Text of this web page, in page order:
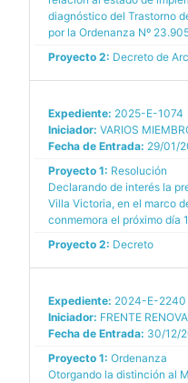
diagnóstico del Trastorno
por la Ordenanza Nº
Proyecto 2: Decreto de
Expediente: 2025-E-1074
Iniciador: VARIOS
Fecha de Entrada: 29/01/
Proyecto 1: Resolución
Declarando de interés la
Villa Victoria, en el marco
conmemora el próximo día
Proyecto 2: Decreto
Expediente: 2024-E-2240
Iniciador: FRENTE
Fecha de Entrada: 30/12/
Proyecto 1: Ordenanza
Otorgando la distinción al